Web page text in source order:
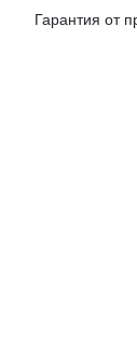
Гарантия от